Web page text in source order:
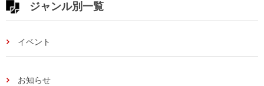
ジャンル別一覧
イベント
お知らせ